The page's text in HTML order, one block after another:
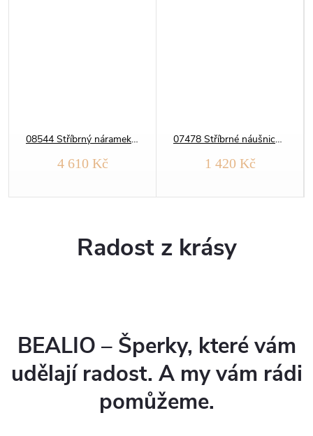
08544 Stříbrný náramek KAPKY modrý OPÁL
4 610 Kč
07478 Stříbrné náušnice ELEGANTNÍ modrý OPÁL
1 420 Kč
Radost z krásy
BEALIO – Šperky, které vám
udělají radost. A my vám rádi
pomůžeme.